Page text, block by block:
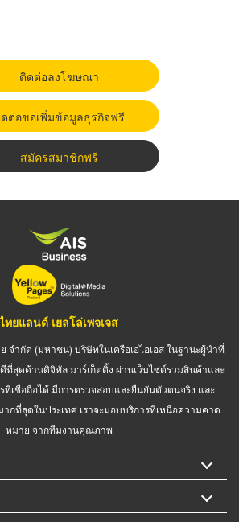
ติดต่อลงโฆษณา
ต่อขอเพิ่มข้อมูลธุรกิจฟรี
สมัครสมาชิกฟรี
ไทยแลนด์ เยลโล่เพจเจส
จำกัด (มหาชน) บริษัทในเครือเอไอเอส ในฐานะผู้นำที่
สุดด้านดิจิทัล มาร์เก็ตติ้ง ผ่านเว็บไซต์รวมสินค้าและ
ที่เชื่อถือได้ มีการตรวจสอบและยืนยันตัวตนจริง และ
กที่สุดในประเทศ เราจะมอบบริการที่เหนือความคาด
หมาย จากทีมงานคุณภาพ